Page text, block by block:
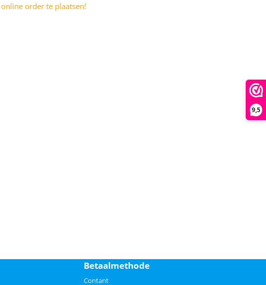
9,5
order te plaatsen!
Betaalmethode
Contant